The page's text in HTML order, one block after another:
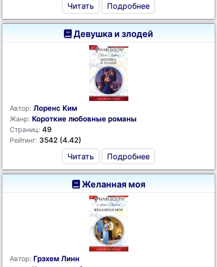
Читать Подробнее
Девушка и злодей
Автор: Лоренс Ким
Жанр: Короткие любовные романы
Страниц: 49
Рейтинг: 3542 (4.42)
Читать Подробнее
Желанная моя
Автор: Грэхем Линн